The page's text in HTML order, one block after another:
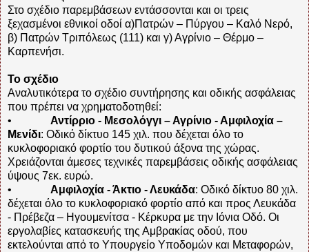
Στο σχέδιο παρεμβάσεων εντάσσονται και οι τρεις
ξεχασμένοι εθνικοί οδοί α)Πατρών – Πύργου – Καλό Νερό,
β) Πατρών Τριπόλεως (111) και γ) Αγρίνιο – Θέρμο –
Καρπενήσι.
Το σχέδιο
Αναλυτικότερα το σχέδιο συντήρησης και οδικής ασφάλειας
που πρέπει να χρηματοδοτηθεί:
•
Αντίρριο - Μεσολόγγι – Αγρίνιο - Αμφιλοχία –
Μενίδι: Οδικό δίκτυο 145 χιλ. που δέχεται όλο το
κυκλοφοριακό φορτίο του δυτικού άξονα της χώρας.
Χρειάζονται άμεσες τεχνικές παρεμβάσεις οδικής ασφάλειας
ύψους 7εκ. ευρώ.
•
Αμφιλοχία - Άκτιο - Λευκάδα: Οδικό δίκτυο 80 χιλ.
δέχεται όλο το κυκλοφοριακό φορτίο από και προς Λευκάδα
- Πρέβεζα – Ηγουμενίτσα - Κέρκυρα με την Ιόνια Οδό. Οι
εργολαβίες κατασκευής της Αμβρακίας οδού, που
εκτελούνται από το Υπουργείο Υποδομών και Μεταφορών,